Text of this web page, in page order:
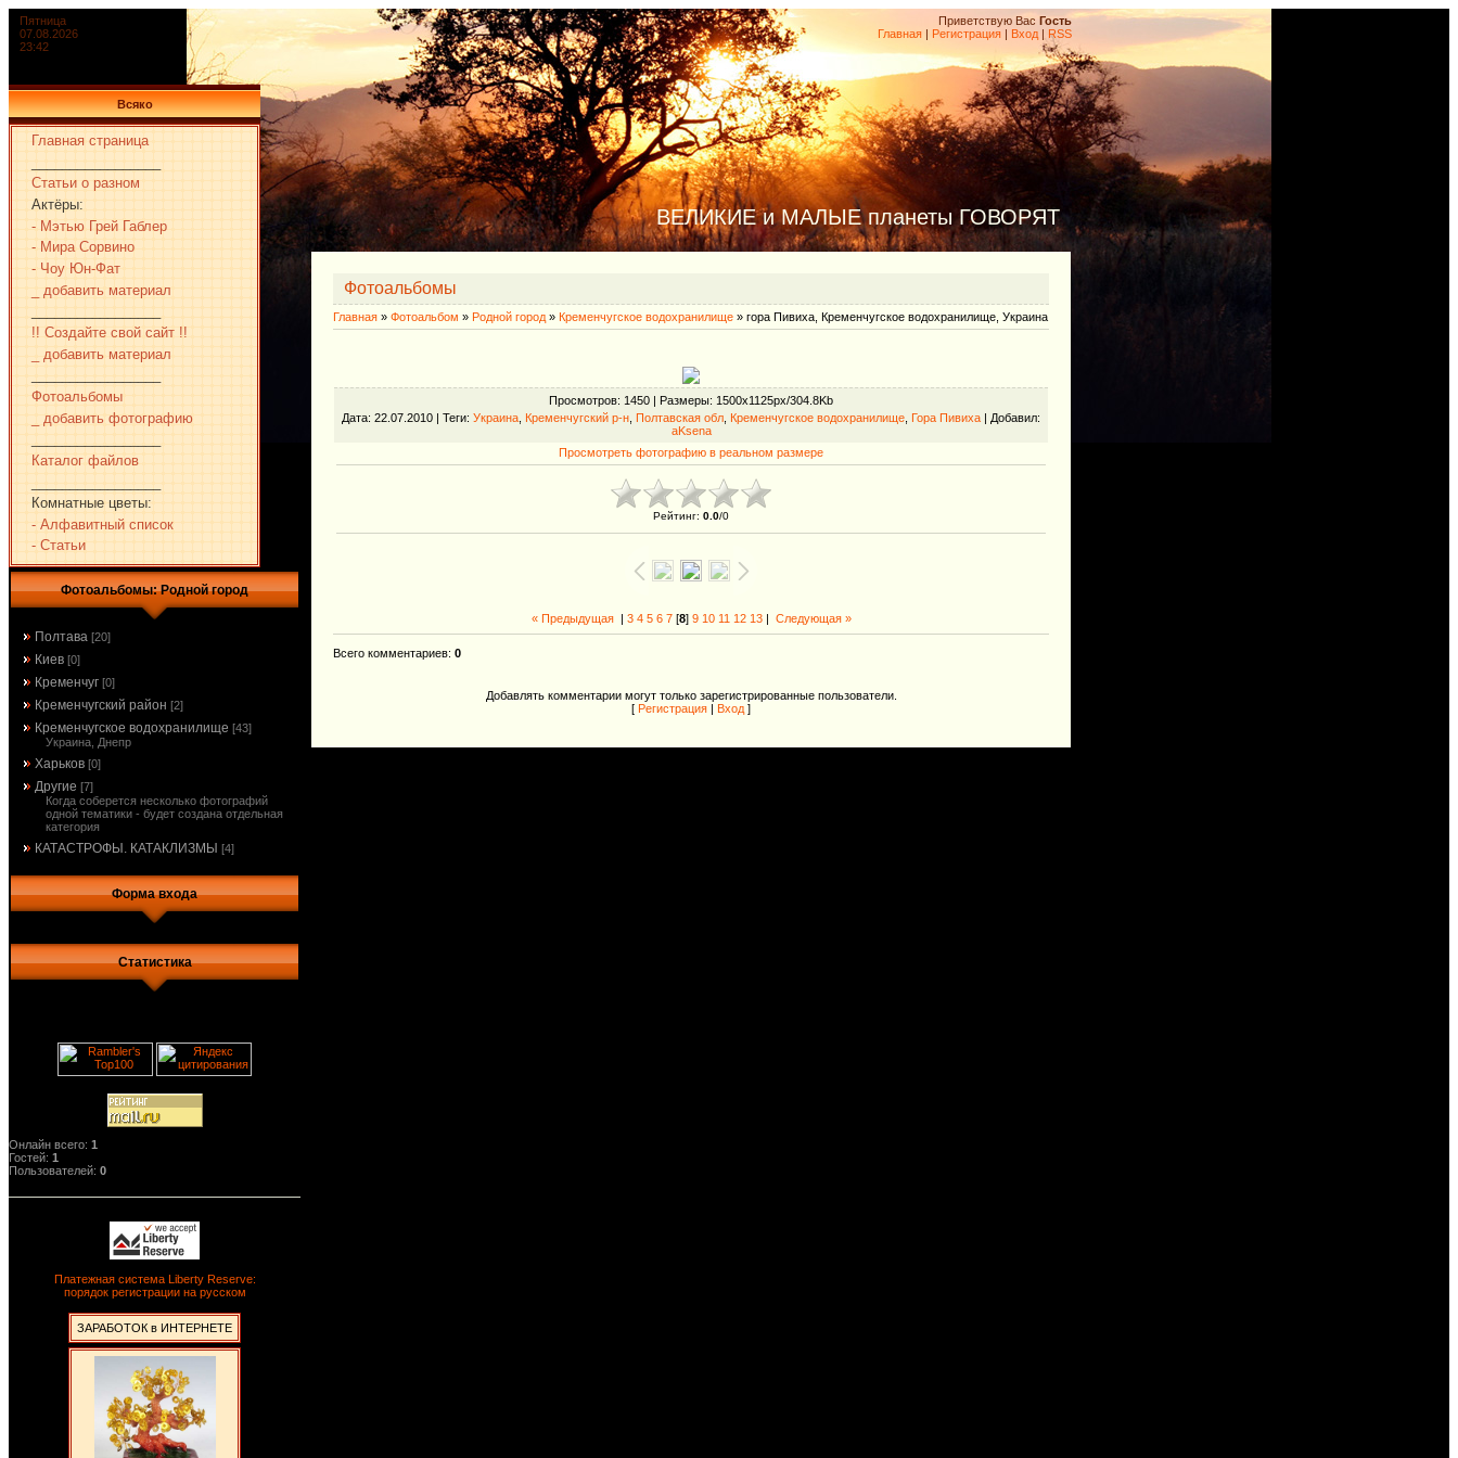
Пятница
07.08.2026
23:42
Приветствую Вас Гость
Главная | Регистрация | Вход | RSS
Всяко
Главная страница
Статьи о разном
Актёры:
- Мэтью Грей Габлер
- Мира Сорвино
- Чоу Юн-Фат
_ добавить материал
!! Создайте свой сайт !!
_ добавить материал
Фотоальбомы
_ добавить фотографию
Каталог файлов
Комнатные цветы:
- Алфавитный список
- Статьи
Фотоальбомы: Родной город
Полтава [20]
Киев [0]
Кременчуг [0]
Кременчугский район [2]
Кременчугское водохранилище [43]
Украина, Днепр
Харьков [0]
Другие [7]
Когда соберется несколько фотографий
одной тематики - будет создана отдельная
категория
КАТАСТРОФЫ. КАТАКЛИЗМЫ [4]
Форма входа
Статистика
Онлайн всего: 1
Гостей: 1
Пользователей: 0
Платежная система Liberty Reserve:
порядок регистрации на русском
ЗАРАБОТОК в ИНТЕРНЕТЕ
ВЕЛИКИЕ и МАЛЫЕ планеты ГОВОРЯТ
Фотоальбомы
Главная » Фотоальбом » Родной город » Кременчугское водохранилище » гора Пивиха, Кременчугское водохранилище, Украина
Просмотров: 1450 | Размеры: 1500x1125px/304.8Kb
Дата: 22.07.2010 | Теги: Украина Кременчугский р-н Полтавская обл Кременчугское водохранилище Гора Пивиха | Добавил:
aKsena
Просмотреть фотографию в реальном размере
Рейтинг: 0.0/0
« Предыдущая| 3 4 5 6 7[8] 9 10 11 12 13| Следующая »
Всего комментариев: 0
Добавлять комментарии могут только зарегистрированные пользователи.
[ Регистрация Вход ]